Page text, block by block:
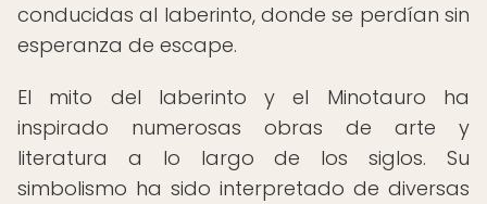
conducidas al laberinto, donde se perdían sin
esperanza de escape.
El mito del laberinto y el Minotauro ha
inspirado numerosas obras de arte y
literatura a lo largo de los siglos. Su
simbolismo ha sido interpretado de diversas